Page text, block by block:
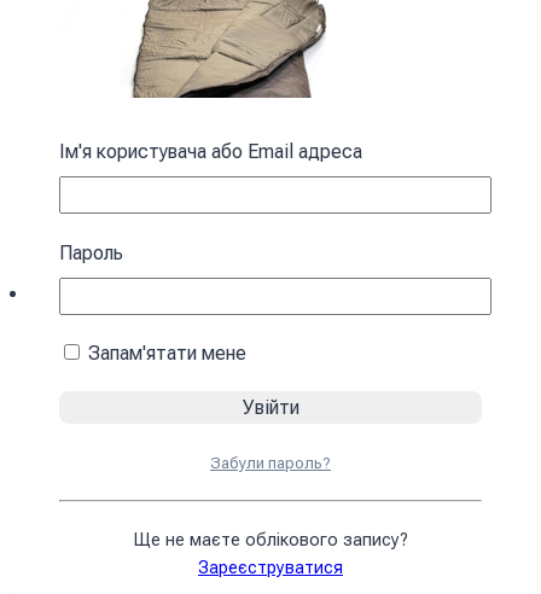
Спальний мішок з капюшоном “Кокон”
зимовий коричневий
Ім'я користувача або Email адреса
Пароль
Запам'ятати мене
Забули пароль?
Ще не маєте облікового запису?
Зареєструватися